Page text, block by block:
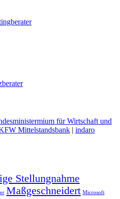
für Wirtschaft und
Mittelstandsbank | indaro
Stellungnahme
Maßgeschneidert Microsoft